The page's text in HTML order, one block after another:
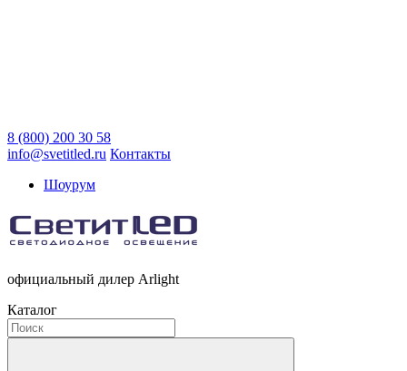
8 (800) 200 30 58
info@svetitled.ru Контакты
Шоурум
официальный дилер Arlight
Каталог